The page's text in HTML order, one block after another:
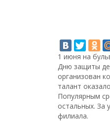
1 июня на
Дню защиты
организован
талант
Популярным
остальных. За
филиала.